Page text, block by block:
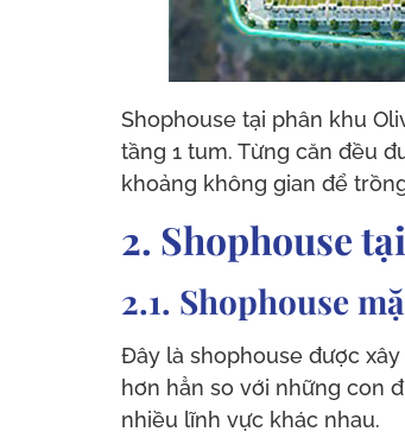
Shophouse tại phân khu
tầng 1 tum. Từng căn đều
khoảng không gian để
2. Shophouse
2.1. Shophouse
Đây là shophouse được
hơn hẳn so với những con
nhiều lĩnh vực khác nhau.